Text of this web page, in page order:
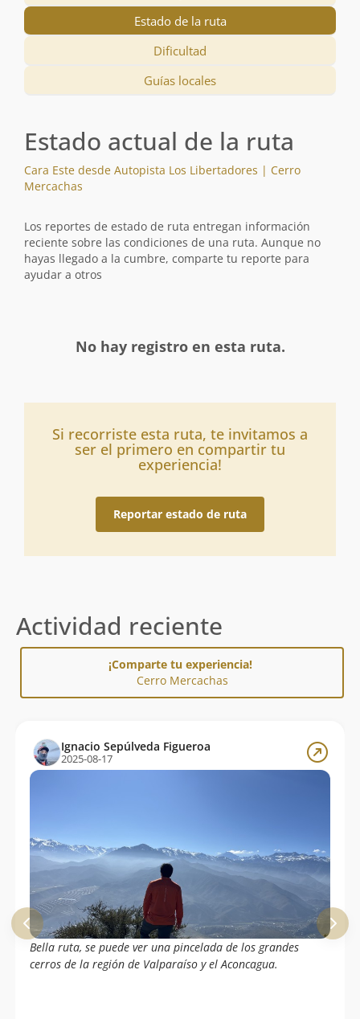
Estado de la ruta
Dificultad
Guías locales
Estado actual de la ruta
Cara Este desde Autopista Los Libertadores | Cerro
Mercachas
Los reportes de estado de ruta entregan información
reciente sobre las condiciones de una ruta. Aunque no
hayas llegado a la cumbre, comparte tu reporte para
ayudar a otros
No hay registro en esta ruta.
Si recorriste esta ruta, te invitamos a
ser el primero en compartir tu
experiencia!
Reportar estado de ruta
Actividad reciente
¡Comparte tu experiencia!
Cerro Mercachas
Ignacio Sepúlveda Figueroa
2025-08-17
Bella ruta, se puede ver una pincelada de los grandes
cerros de la región de Valparaíso y el Aconcagua.